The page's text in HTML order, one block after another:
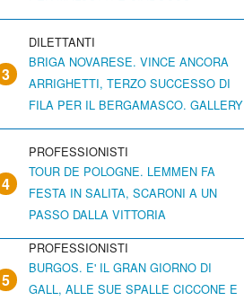
3
DILETTANTI
BRIGA NOVARESE. VINCE ANCORA
ARRIGHETTI, TERZO SUCCESSO DI
FILA PER IL BERGAMASCO. GALLERY
4
PROFESSIONISTI
TOUR DE POLOGNE. LEMMEN FA
FESTA IN SALITA, SCARONI A UN
PASSO DALLA VITTORIA
5
PROFESSIONISTI
BURGOS. E' IL GRAN GIORNO DI
GALL, ALLE SUE SPALLE CICCONE E